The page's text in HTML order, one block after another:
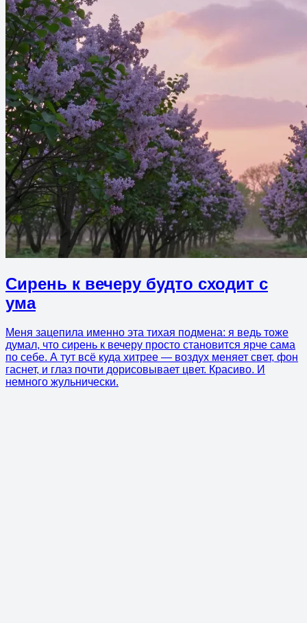
Сирень к вечеру будто сходит с
ума
Меня зацепила именно эта тихая подмена: я ведь тоже
думал, что сирень к вечеру просто становится ярче сама
по себе. А тут всё куда хитрее — воздух меняет свет, фон
гаснет, и глаз почти дорисовывает цвет. Красиво. И
немного жульнически.